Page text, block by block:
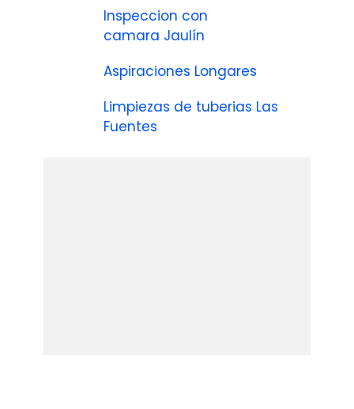
Inspeccion con
camara Jaulín
Aspiraciones Longares
Limpiezas de tuberias Las
Fuentes